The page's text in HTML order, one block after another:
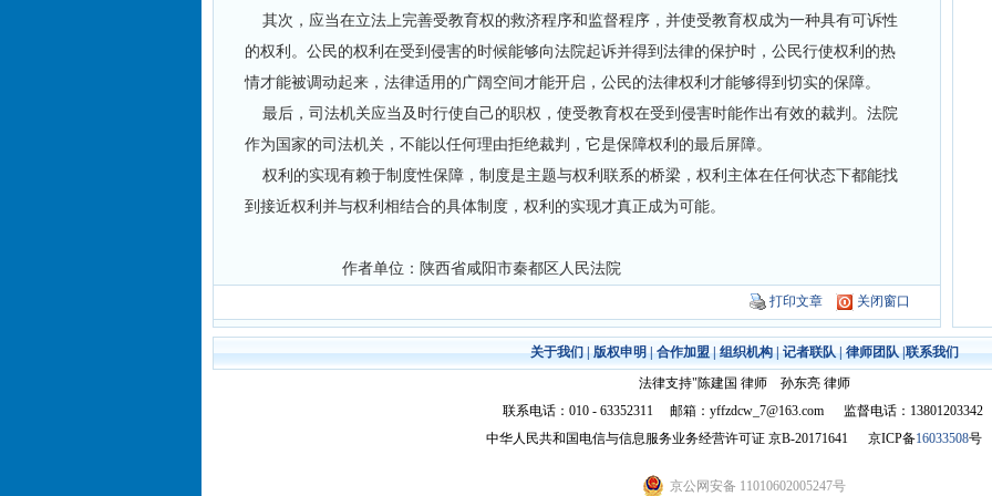
其次，应当在立法上完善受教育权的救济程序和监督程序，并使受教育权成为一种具有可诉性
的权利。公民的权利在受到侵害的时候能够向法院起诉并得到法律的保护时，公民行使权利的热
情才能被调动起来，法律适用的广阔空间才能开启，公民的法律权利才能够得到切实的保障。
最后，司法机关应当及时行使自己的职权，使受教育权在受到侵害时能作出有效的裁判。法院
作为国家的司法机关，不能以任何理由拒绝裁判，它是保障权利的最后屏障。
权利的实现有赖于制度性保障，制度是主题与权利联系的桥梁，权利主体在任何状态下都能找
到接近权利并与权利相结合的具体制度，权利的实现才真正成为可能。
作者单位：陕西省咸阳市秦都区人民法院
打印文章 关闭窗口
关于我们|版权申明|合作加盟|组织机构|记者联队|律师团队|联系我们
法律支持"陈建国 律师 孙东亮 律师
联系电话：010 - 63352311 邮箱：yffzdcw_7@163.com 监督电话：13801203342
中华人民共和国电信与信息服务业务经营许可证 京B-20171641 京ICP备16033508
京公网安备 11010602005247号